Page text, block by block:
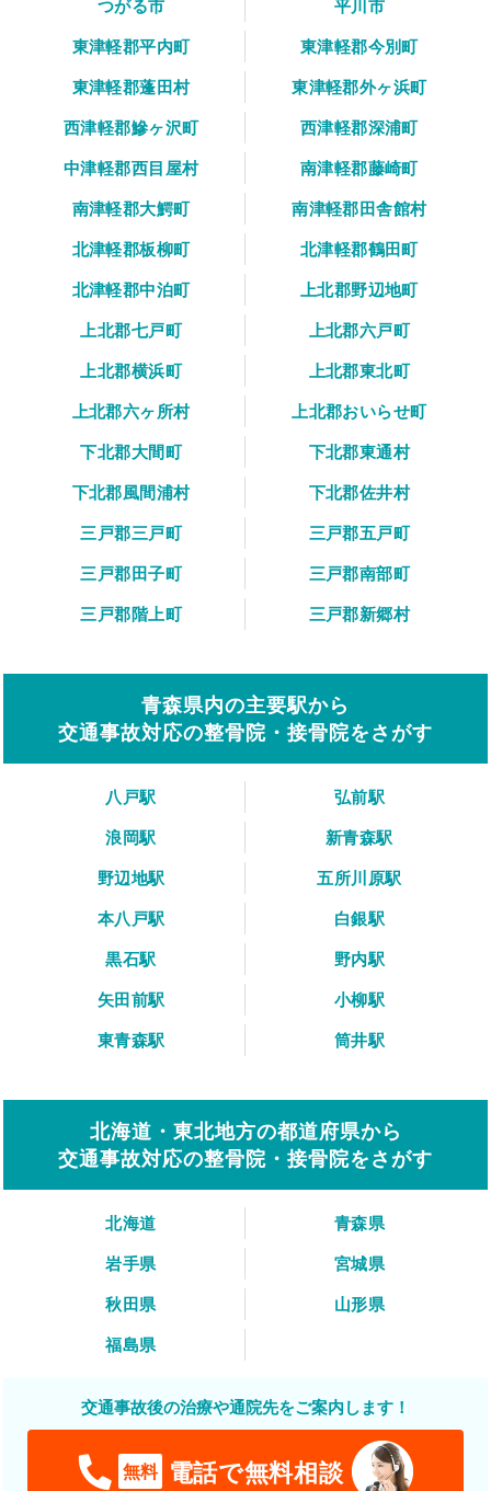
つがる市
平川市
東津軽郡平内町
東津軽郡今別町
東津軽郡蓬田村
東津軽郡外ヶ浜町
西津軽郡鰺ヶ沢町
西津軽郡深浦町
中津軽郡西目屋村
南津軽郡藤崎町
南津軽郡大鰐町
南津軽郡田舎館村
北津軽郡板柳町
北津軽郡鶴田町
北津軽郡中泊町
上北郡野辺地町
上北郡七戸町
上北郡六戸町
上北郡横浜町
上北郡東北町
上北郡六ヶ所村
上北郡おいらせ町
下北郡大間町
下北郡東通村
下北郡風間浦村
下北郡佐井村
三戸郡三戸町
三戸郡五戸町
三戸郡田子町
三戸郡南部町
三戸郡階上町
三戸郡新郷村
青森県内の主要駅から
交通事故対応の整骨院・接骨院をさがす
八戸駅
弘前駅
浪岡駅
新青森駅
野辺地駅
五所川原駅
本八戸駅
白銀駅
黒石駅
野内駅
矢田前駅
小柳駅
東青森駅
筒井駅
北海道・東北地方の都道府県から
交通事故対応の整骨院・接骨院をさがす
北海道
青森県
岩手県
宮城県
秋田県
山形県
福島県
交通事故後の治療や通院先をご案内します！
無料 電話で無料相談